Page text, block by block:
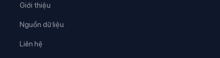
Giới thiệu
Nguồn dữ liệu
Liên hệ